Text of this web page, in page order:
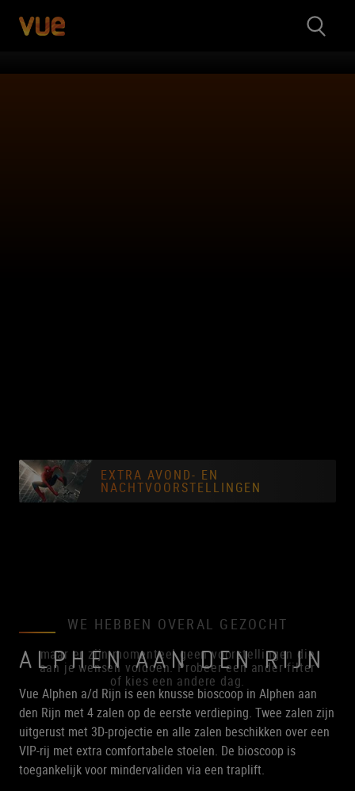
EXTRA AVOND- EN
NACHTVOORSTELLINGEN
WE HEBBEN OVERAL GEZOCHT
maar er zijn momenteel geen voorstellingen die
aan je wensen voldoen. Probeer een ander filter
of kies een andere dag.
ALPHEN AAN DEN RIJN
Vue Alphen a/d Rijn is een knusse bioscoop in Alphen aan
den Rijn met 4 zalen op de eerste verdieping. Twee zalen zijn
uitgerust met 3D-projectie en alle zalen beschikken over een
VIP-rij met extra comfortabele stoelen. De bioscoop is
toegankelijk voor mindervaliden via een traplift.